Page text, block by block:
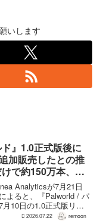
いします
ド』1.0正式版後に
加販売したとの推
で約150万本、累
模Analyticsが7月21日
よると、『Palworld / パ
月10日の1.0正式版リリ
約150万本、PS5で約30
2026.07.22 remoon